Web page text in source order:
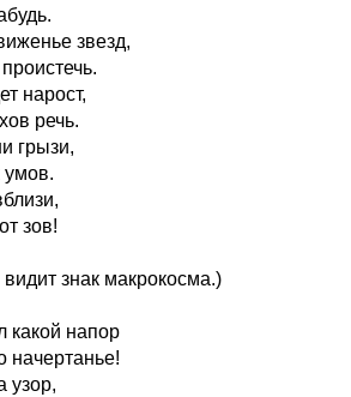
звезд,
нарост,
речь.
грызи,
умов.
зов!
знак макрокосма.)
какой напор
начертанье!
узор,